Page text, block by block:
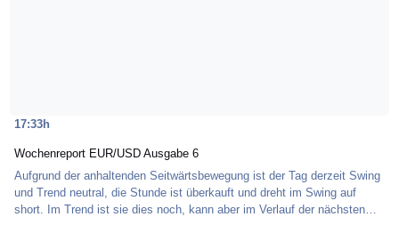
17:33h
Wochenreport EUR/USD Ausgabe 6
Aufgrund der anhaltenden Seitwärtsbewegung ist der Tag derzeit Swing
und Trend neutral, die Stunde ist überkauft und dreht im Swing auf
short. Im Trend ist sie dies noch, kann aber im Verlauf der nächsten